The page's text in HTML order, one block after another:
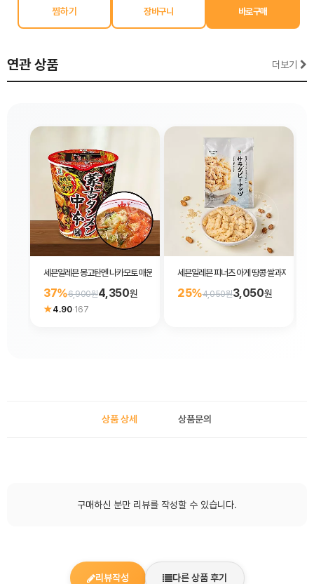
찜하기
연관 상품 더보기
세븐일레븐 몽고탄멘 나카모토 매운맛 된장 컵라면122g
37%6,900원4,350원
★4.90·167
세븐일레븐 피너츠 아게 땅콩 쌀과자 63g
25%4,050원3,050원
상품 상세 상품문의
구매하신 분만 리뷰를 작성할 수 있습니다.
리뷰작성 다른 상품 후기